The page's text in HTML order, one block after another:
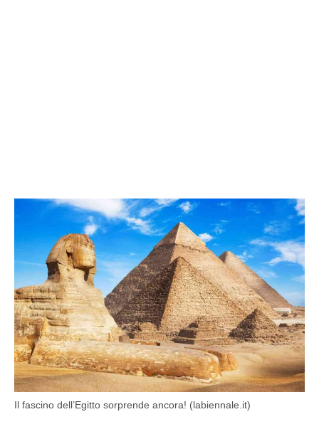
Il fascino dell’Egitto sorprende ancora! (labiennale.it)